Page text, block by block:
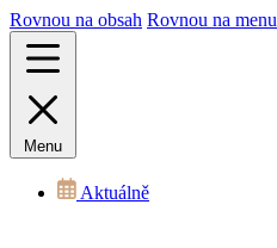
Rovnou na obsah Rovnou na menu
Menu
Aktuálně